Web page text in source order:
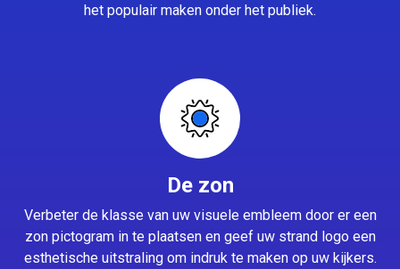
het populair maken onder het publiek.
De zon
Verbeter de klasse van uw visuele embleem door er een
zon pictogram in te plaatsen en geef uw strand logo een
esthetische uitstraling om indruk te maken op uw kijkers.